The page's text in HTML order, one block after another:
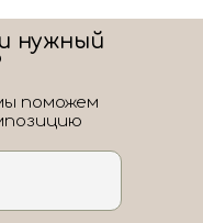
нужный
поможем